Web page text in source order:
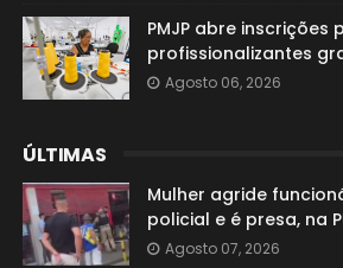
PMJP abre inscrições
profissionalizantes
Agosto 06, 2026
ÚLTIMAS
Mulher agride
policial e é presa, na
Agosto 07, 2026